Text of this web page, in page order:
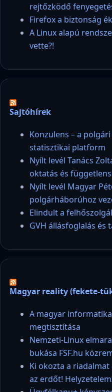
rejtőzködő
Firefox a biztonság
A Linux alapú
vette?!
Sajtóhírek
Konzulens – a
statisztikai platform
Nyílt levél Tanács
oktatás és
Nyílt levél Magyar
polgárháborúhoz
Elindult a
GVH állásfoglalás és
Magyar reality (fekete-
A magyar
megtisztítása
Nemzeti-Linux
bukása FSF.hu
Ki okozta a riadalmat
az erdőt!